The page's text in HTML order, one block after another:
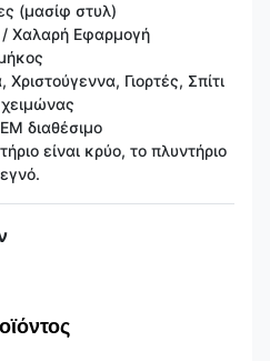
(μασίφ στυλ)
Χαλαρή Εφαρμογή
Χριστούγεννα, Γιορτές, Σπίτι
διαθέσιμο
είναι κρύο, το πλυντήριο